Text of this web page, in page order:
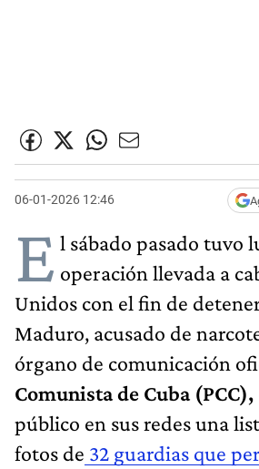
06-01-2026 12:46
E l sábado pasado tuvo
operación llevada a
Unidos con el fin de
Maduro, acusado de
órgano de comunicación
Comunista de Cuba (PCC),
público en sus redes una
fotos de 32 guardias que